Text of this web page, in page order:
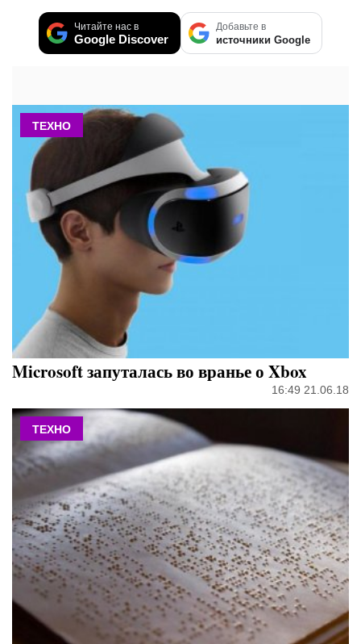
Читайте нас в
Google Discover
Добавьте в
источники Google
ТЕХНО
Microsoft запуталась во вранье о Xbox
16:49 21.06.18
ТЕХНО